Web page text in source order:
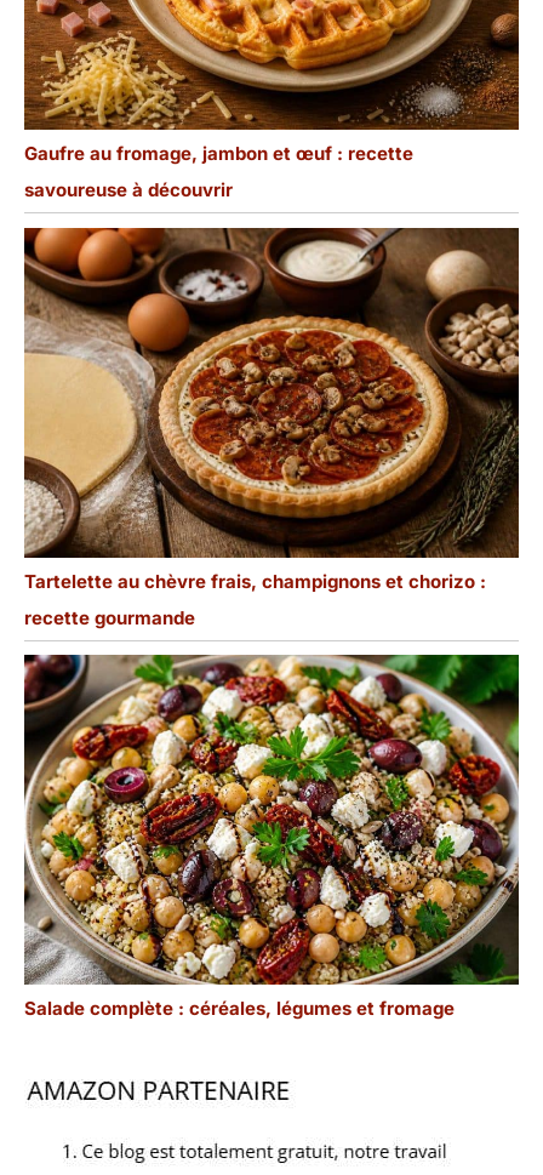
Gaufre au fromage, jambon et œuf : recette
savoureuse à découvrir
Tartelette au chèvre frais, champignons et chorizo :
recette gourmande
Salade complète : céréales, légumes et fromage